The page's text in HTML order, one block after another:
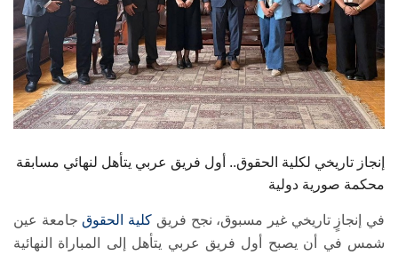
الخريجين
الموظفون
الزائـرون
إنجاز تاريخي لكلية الحقوق.. أول فريق عربي يتأهل لنهائي مسابقة
محكمة صورية دولية
في إنجازٍ تاريخي غير مسبوق، نجح فريق كلية الحقوقجامعة عين
شمس في أن يصبح أول فريق عربي يتأهل إلى المباراة النهائية